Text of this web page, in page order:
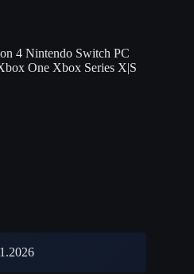
4 Nintendo Switch PC
One Xbox Series X|S